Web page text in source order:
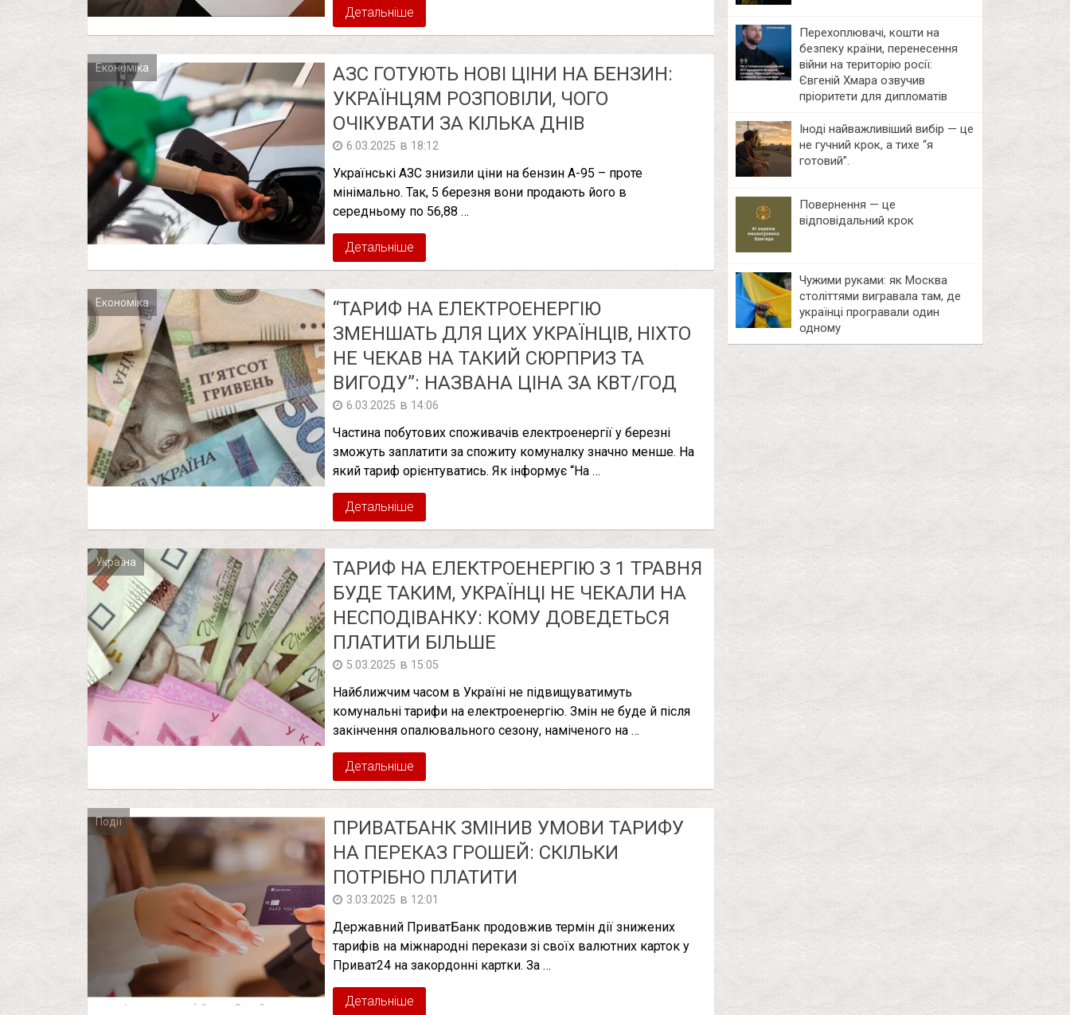
Детальніше
Економіка
АЗС ГОТУЮТЬ НОВІ ЦІНИ НА БЕНЗИН:
УКРАЇНЦЯМ РОЗПОВІЛИ, ЧОГО
ОЧІКУВАТИ ЗА КІЛЬКА ДНІВ
6.03.2025 в 18:12
Українські АЗС знизили ціни на бензин А-95 – проте
мінімально. Так, 5 березня вони продають його в
середньому по 56,88 …
Детальніше
Економіка
“ТАРИФ НА ЕЛЕКТРОЕНЕРГІЮ
ЗМЕНШАТЬ ДЛЯ ЦИХ УКРАЇНЦІВ, НІХТО
НЕ ЧЕКАВ НА ТАКИЙ СЮРПРИЗ ТА
ВИГОДУ”: НАЗВАНА ЦІНА ЗА КВТ/ГОД
6.03.2025 в 14:06
Частина побутових споживачів електроенергії у березні
зможуть заплатити за спожиту комуналку значно менше. На
який тариф орієнтуватись. Як інформує “На …
Детальніше
Україна
ТАРИФ НА ЕЛЕКТРОЕНЕРГІЮ З 1 ТРАВНЯ
БУДЕ ТАКИМ, УКРАЇНЦІ НЕ ЧЕКАЛИ НА
НЕСПОДІВАНКУ: КОМУ ДОВЕДЕТЬСЯ
ПЛАТИТИ БІЛЬШЕ
5.03.2025 в 15:05
Найближчим часом в Україні не підвищуватимуть
комунальні тарифи на електроенергію. Змін не буде й після
закінчення опалювального сезону, наміченого на …
Детальніше
Події
ПРИВАТБАНК ЗМІНИВ УМОВИ ТАРИФУ
НА ПЕРЕКАЗ ГРОШЕЙ: СКІЛЬКИ
ПОТРІБНО ПЛАТИТИ
3.03.2025 в 12:01
Державний ПриватБанк продовжив термін дії знижених
тарифів на міжнародні перекази зі своїх валютних карток у
Приват24 на закордонні картки. За …
Детальніше
Перехоплювачі, кошти на
безпеку країни, перенесення
війни на територію росії:
Євгеній Хмара озвучив
пріоритети для дипломатів
Іноді найважливіший вибір — це
не гучний крок, а тихе “я
готовий”.
Повернення — це
відповідальний крок
Чужими руками: як Москва
століттями вигравала там, де
українці програвали один
одному